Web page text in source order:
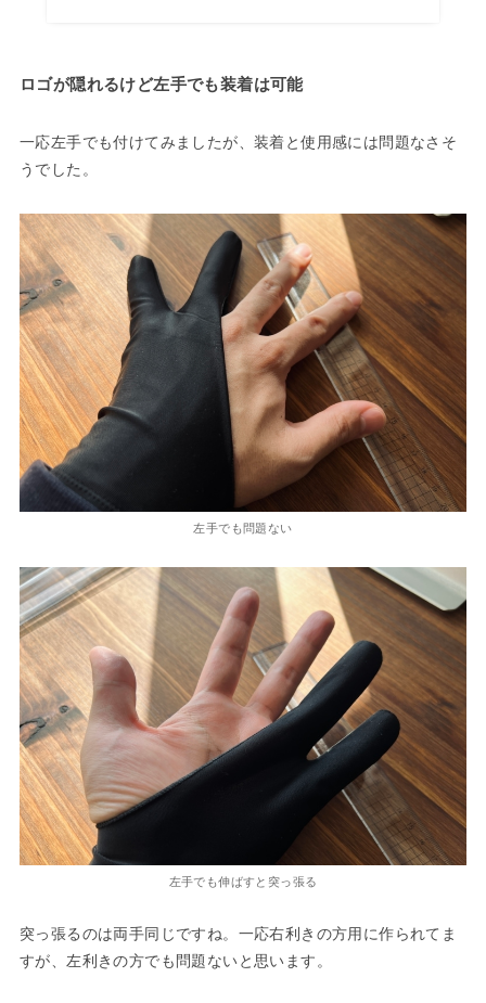
ロゴが隠れるけど左手でも装着は可能
一応左手でも付けてみましたが、装着と使用感には問題なさそ
うでした。
左手でも問題ない
左手でも伸ばすと突っ張る
突っ張るのは両手同じですね。一応右利きの方用に作られてま
すが、左利きの方でも問題ないと思います。